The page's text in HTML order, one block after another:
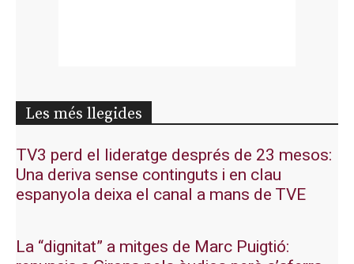
Les més llegides
TV3 perd el lideratge després de 23 mesos:
Una deriva sense continguts i en clau
espanyola deixa el canal a mans de TVE
La “dignitat” a mitges de Marc Puigtió: